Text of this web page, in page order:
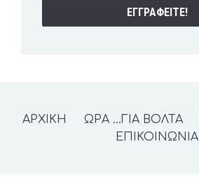
ΑΡΧΙΚΗ ΩΡΑ …ΓΙΑ ΒΟΛΤΑ
ΕΠΙΚΟΙΝΩΝΙΑ